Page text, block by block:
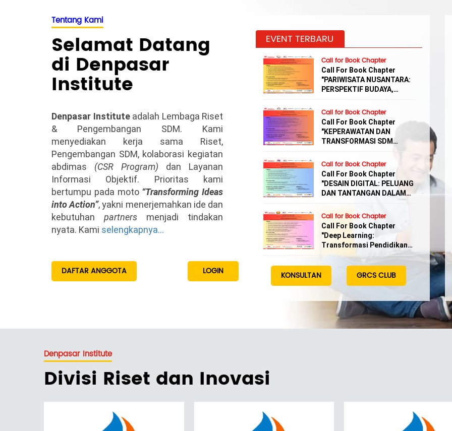
Tentang Kami
Selamat Datang
di Denpasar
Institute
Denpasar Instituteadalah Lembaga Riset
& Pengembangan SDM. Kami
menyediakan kerja sama Riset,
Pengembangan SDM, kolaborasi kegiatan
abdimas (CSR Program) dan Layanan
Informasi Objektif. Prioritas kami
bertumpu pada moto “Transforming Ideas
into Action”, yakni menerjemahkan ide dan
kebutuhan partners menjadi tindakan
nyata. Kami selengkapnya...
DAFTAR ANGGOTA LOGIN
EVENT TERBARU
Call for Book Chapter
Call For Book Chapter
"PARIWISATA NUSANTARA:
PERSPEKTIF BUDAYA,
Call for Book Chapter
Call For Book Chapter
"KEPERAWATAN DAN
TRANSFORMASI SDM
Call for Book Chapter
Call For Book Chapter
"DESAIN DIGITAL: PELUANG
DAN TANTANGAN DALAM
Call for Book Chapter
Call For Book Chapter
"Deep Learning:
Transformasi Pendidikan
di Era Digital"
KONSULTAN GRCS CLUB
Denpasar Institute
Divisi Riset dan Inovasi